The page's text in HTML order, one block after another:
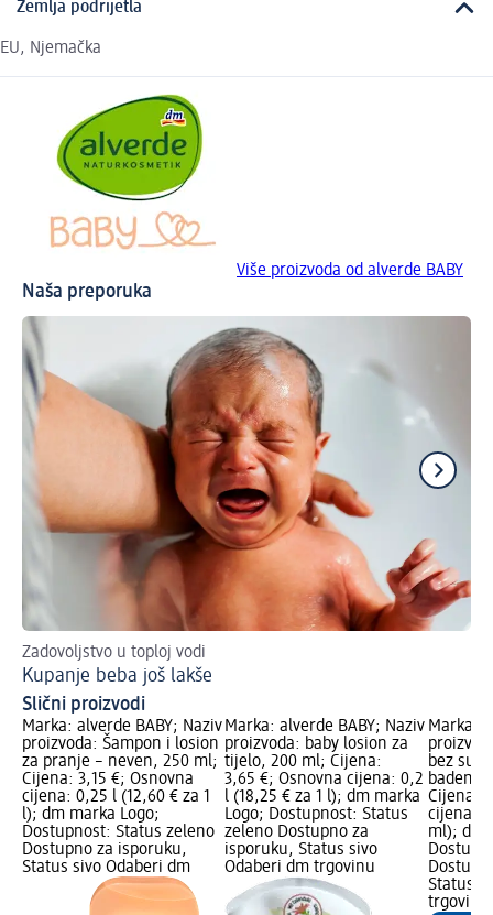
Zemlja podrijetla
EU, Njemačka
Više proizvoda od alverde BABY
Naša preporuka
Zadovoljstvo u toploj vodi
Kupanje beba još lakše
Slični proizvodi
Marka: alverde BABY; Naziv
proizvoda: Šampon i losion
za pranje – neven, 250 ml;
Cijena: 3,15 €; Osnovna
cijena: 0,25 l (12,60 € za 1
l); dm marka Logo;
Dostupnost: Status zeleno
Dostupno za isporuku,
Status sivo Odaberi dm
Marka: alverde BABY; Naziv
proizvoda: baby losion za
tijelo, 200 ml; Cijena:
3,65 €; Osnovna cijena: 0,2
l (18,25 € za 1 l); dm marka
Logo; Dostupnost: Status
zeleno Dostupno za
isporuku, Status sivo
Odaberi dm trgovinu
Marka:
bez
Cijena:
cijena:
ml); dm
Status
trgovinu